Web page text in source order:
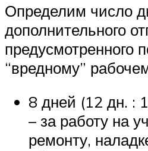
Определим число
дополнительного
предусмотренного
“вредному”
8 дней (12 дн. :
– за работу на
ремонту,